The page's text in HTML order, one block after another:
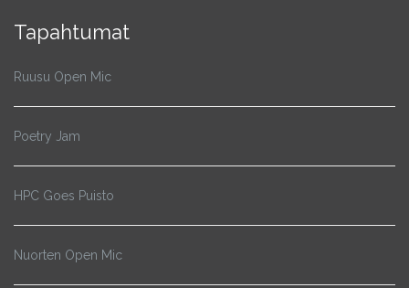
Tapahtumat
Ruusu Open Mic
Poetry Jam
HPC Goes Puisto
Nuorten Open Mic